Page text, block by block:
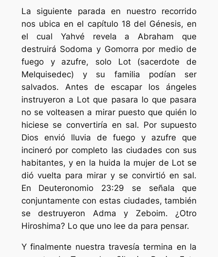
La siguiente parada en nuestro recorrido
nos ubica en el capítulo 18 del Génesis, en
el cual Yahvé revela a Abraham que
destruirá Sodoma y Gomorra por medio de
fuego y azufre, solo Lot (sacerdote de
Melquisedec) y su familia podían ser
salvados. Antes de escapar los ángeles
instruyeron a Lot que pasara lo que pasara
no se volteasen a mirar puesto que quién lo
hiciese se convertiría en sal. Por supuesto
Dios envió lluvia de fuego y azufre que
incineró por completo las ciudades con sus
habitantes, y en la huida la mujer de Lot se
dió vuelta para mirar y se convirtió en sal.
En Deuteronomio 23:29 se señala que
conjuntamente con estas ciudades, también
se destruyeron Adma y Zeboim. ¿Otro
Hiroshima? Lo que uno lee da para pensar.
Y finalmente nuestra travesía termina en la